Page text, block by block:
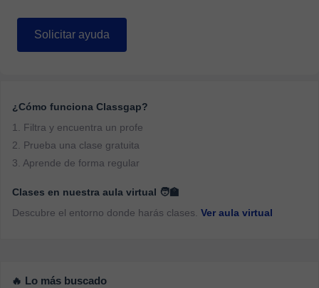
Solicitar ayuda
¿Cómo funciona Classgap?
1. Filtra y encuentra un profe
2. Prueba una clase gratuita
3. Aprende de forma regular
Clases en nuestra aula virtual 🧑‍🏫
Descubre el entorno donde harás clases. Ver aula virtual
🔥 Lo más buscado